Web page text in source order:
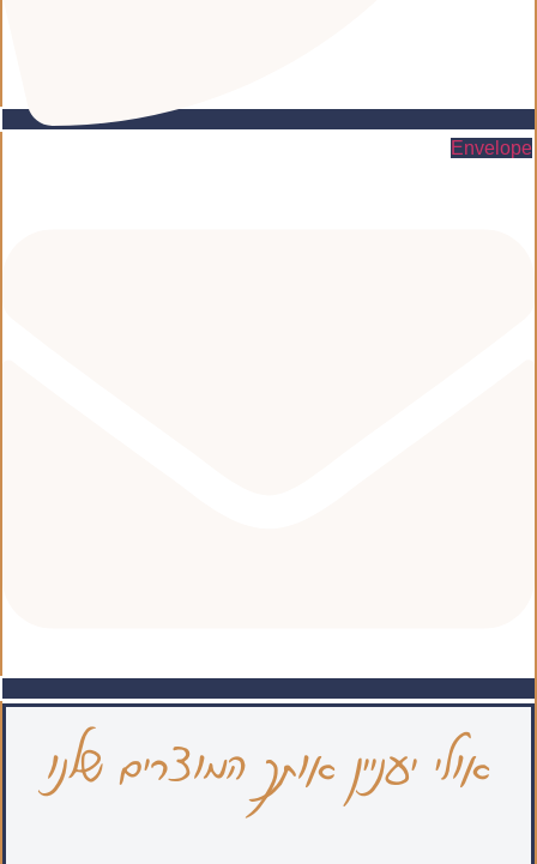
Envelope
אולי יעניין אותך המוצרים שלנו